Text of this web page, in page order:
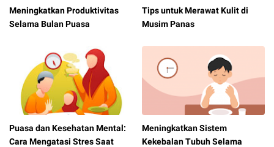
Meningkatkan Produktivitas
Selama Bulan Puasa
Tips untuk Merawat Kulit di
Musim Panas
Puasa dan Kesehatan Mental:
Cara Mengatasi Stres Saat
Meningkatkan Sistem
Kekebalan Tubuh Selama